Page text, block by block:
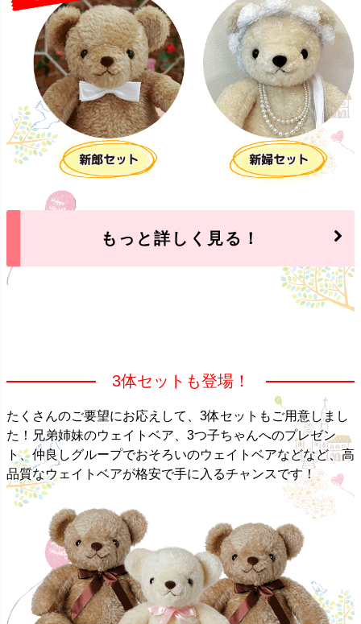
もっと詳しく見る！
3体セットも登場！
たくさんのご要望にお応えして、3体セットもご用意しまし
た！兄弟姉妹のウェイトベア、3つ子ちゃんへのプレゼン
ト、仲良しグループでおそろいのウェイトベアなどなど、高
品質なウェイトベアが格安で手に入るチャンスです！